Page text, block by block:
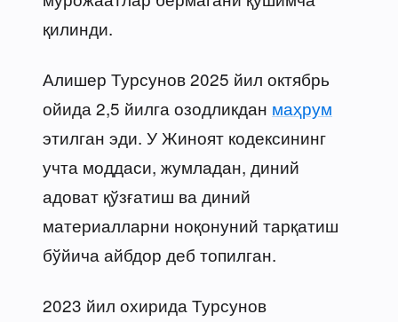
қилинди.
Алишер Турсунов 2025 йил октябрь
ойида 2,5 йилга озодликдан маҳрум
этилган эди. У Жиноят кодексининг
учта моддаси, жумладан, диний
адоват қўзғатиш ва диний
материалларни ноқонуний тарқатиш
бўйича айбдор деб топилган.
2023 йил охирида Турсунов